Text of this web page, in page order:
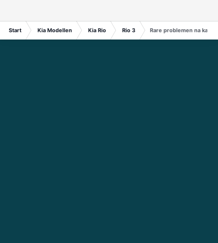
Start Kia Modellen Kia Rio Rio 3 Rare problemen na